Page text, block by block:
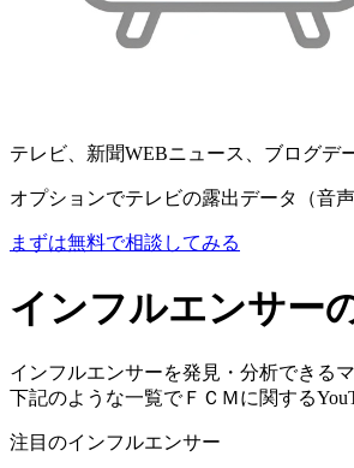
テレビ、新聞WEBニュース、ブログデ
オプションでテレビの露出データ（音
まずは無料で相談してみる
インフルエンサー
インフルエンサーを発見・分析できる
下記のような一覧でＦＣＭに関する
注目のインフルエンサー